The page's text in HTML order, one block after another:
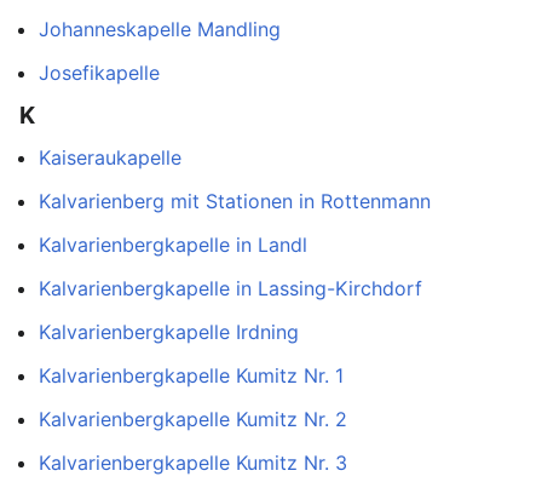
Johanneskapelle Mandling
Josefikapelle
K
Kaiseraukapelle
Kalvarienberg mit Stationen in Rottenmann
Kalvarienbergkapelle in Landl
Kalvarienbergkapelle in Lassing-Kirchdorf
Kalvarienbergkapelle Irdning
Kalvarienbergkapelle Kumitz Nr. 1
Kalvarienbergkapelle Kumitz Nr. 2
Kalvarienbergkapelle Kumitz Nr. 3